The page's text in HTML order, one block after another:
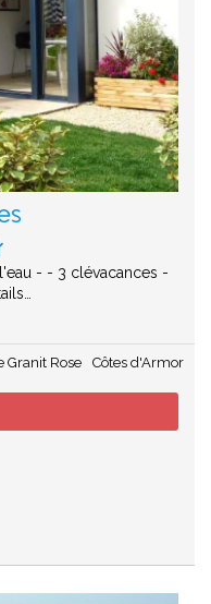
- - 3 clévacances -
Granit Rose
Côtes d'Armor